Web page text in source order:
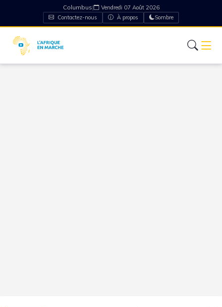
Columbus|
Vendredi 07 Août 2026
Contactez-nous
À propos Sombre